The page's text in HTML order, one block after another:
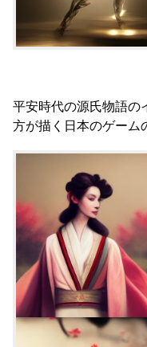
平安時代の源氏物語の
方が描く日本のゲーム